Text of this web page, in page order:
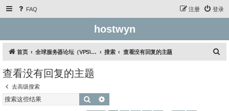
FAQ 登录
注册
hostwyn
首页 全球服务器论坛（VPS\云服务器\独立服务器） 搜索 查看没有回复的主题
查看没有回复的主题
去高级搜索
搜索